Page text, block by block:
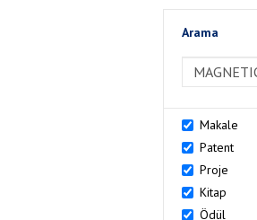
Arama
Makale
Patent
Proje
Kitap
Ödül